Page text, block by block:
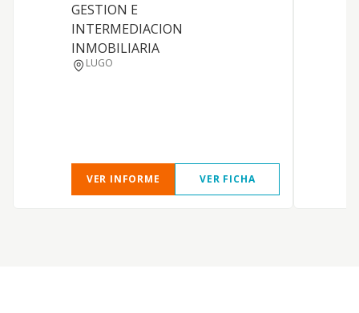
GESTION E
INTERMEDIACION
INMOBILIARIA
LUGO
VER INFORME VER FICHA